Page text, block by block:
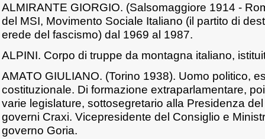
ALMIRANTE GIORGIO. (Salsomaggiore 1914 -
del MSI, Movimento Sociale Italiano (il partito di
erede del fascismo) dal 1969 al 1987.
ALPINI. Corpo di truppe da montagna italiano,
AMATO GIULIANO. (Torino 1938). Uomo politico,
costituzionale. Di formazione extraparlamentare,
varie legislature, sottosegretario alla Presidenza
governi Craxi. Vicepresidente del Consiglio e
governo Goria.